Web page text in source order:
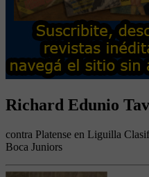
Richard Edunio
contra Platense en Liguilla
Boca Juniors